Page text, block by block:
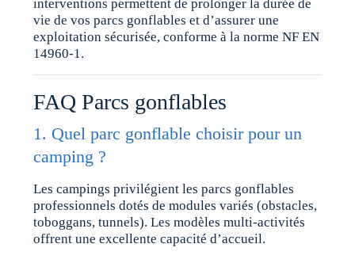
interventions permettent de prolonger la durée de
vie de vos parcs gonflables et d’assurer une
exploitation sécurisée, conforme à la norme NF EN
14960-1.
FAQ Parcs gonflables
1. Quel parc gonflable choisir pour un
camping ?
Les campings privilégient les parcs gonflables
professionnels dotés de modules variés (obstacles,
toboggans, tunnels). Les modèles multi-activités
offrent une excellente capacité d’accueil.